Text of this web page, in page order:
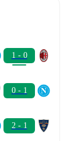
1 - 0
0 - 1
2 - 1